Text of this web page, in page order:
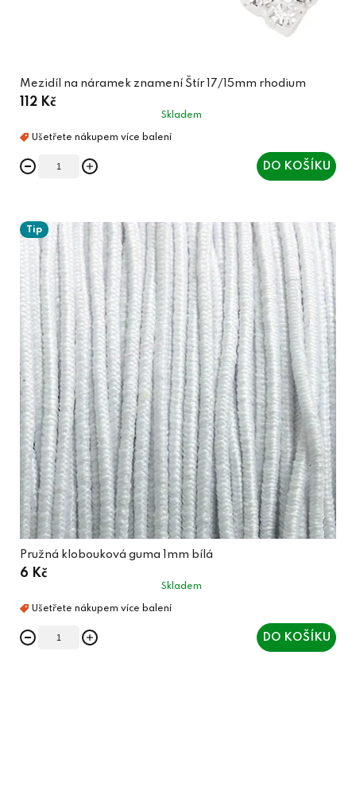
Mezidíl na náramek znamení Štír 17/15mm rhodium
112 Kč
Skladem
DO KOŠÍKU
Tip
Pružná klobouková guma 1mm bílá
6 Kč
Skladem
DO KOŠÍKU